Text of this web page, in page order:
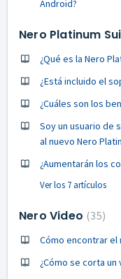
Android?
Nero Platinum
¿Qué es la Nero
¿Está incluido el
¿Cuáles son los
Soy un usuario de
al nuevo Nero
¿Aumentarán los
Ver los 7 artículos
Nero Video 35
Cómo encontrar el
¿Cómo se corta un